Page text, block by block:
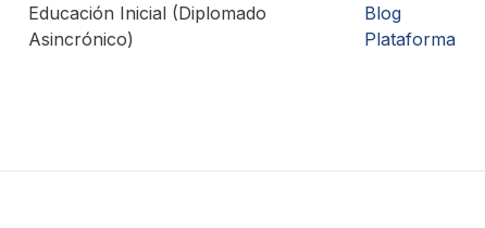
Educación Inicial (Diplomado
Asincrónico)
Blog
Plataforma